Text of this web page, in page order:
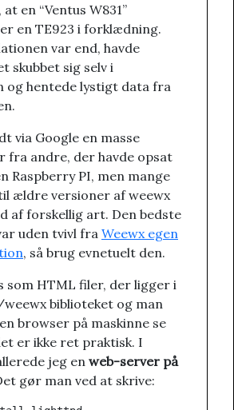
en “Ventus W831”
en TE923 i forklædning.
var end, havde
skubbet sig selv i
og hentede lystigt data fra
via Google en masse
fra andre, der havde opsat
Raspberry PI, men mange
ældre versioner af weewx
af forskellig art. Den bedste
uden tvivl fra Weewx egen
, så brug evnetuelt den.
som HTML filer, der ligger i
biblioteket og man
browser på maskinne se
er ikke ret praktisk. I
jeg en web-server på
gør man ved at skrive: